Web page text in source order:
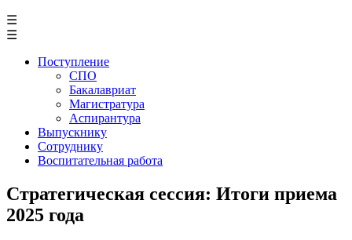
☰
☰
Поступление
СПО
Бакалавриат
Магистратура
Аспирантура
Выпускнику
Сотруднику
Воспитательная работа
Стратегическая сессия: Итоги приема
2025 года